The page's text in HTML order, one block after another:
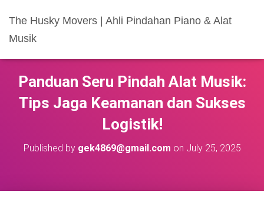
The Husky Movers | Ahli Pindahan Piano & Alat
Musik
Panduan Seru Pindah Alat Musik:
Tips Jaga Keamanan dan Sukses
Logistik!
Published by gek4869@gmail.com on July 25, 2025